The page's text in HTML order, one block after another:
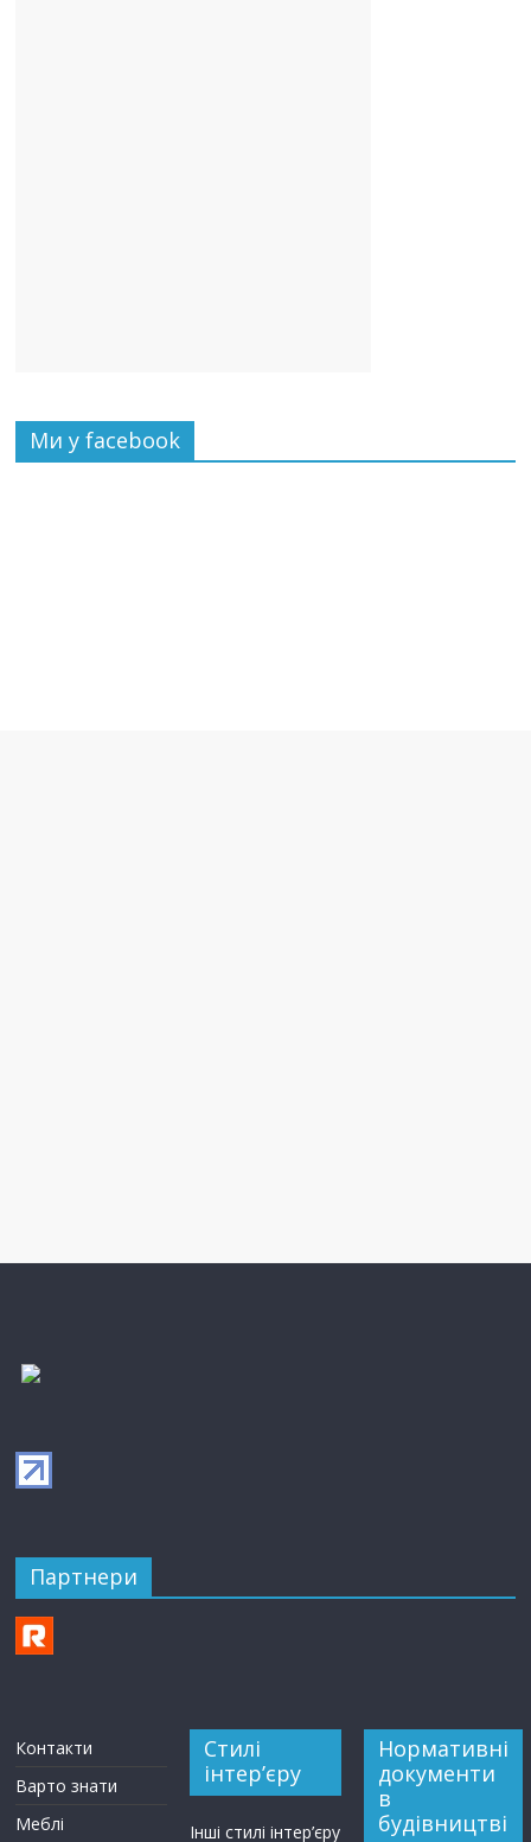
Ми у facebook
Партнери
Контакти
Варто знати
Меблі
Стилі
інтер’єру
Інші стилі інтер’єру
Нормативні
документи
в
будівництві